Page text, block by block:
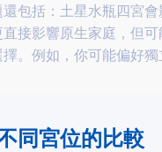
包括：土星水瓶四宮
接影響原生家庭，但
。例如，你可能偏好獨
同宮位的比較